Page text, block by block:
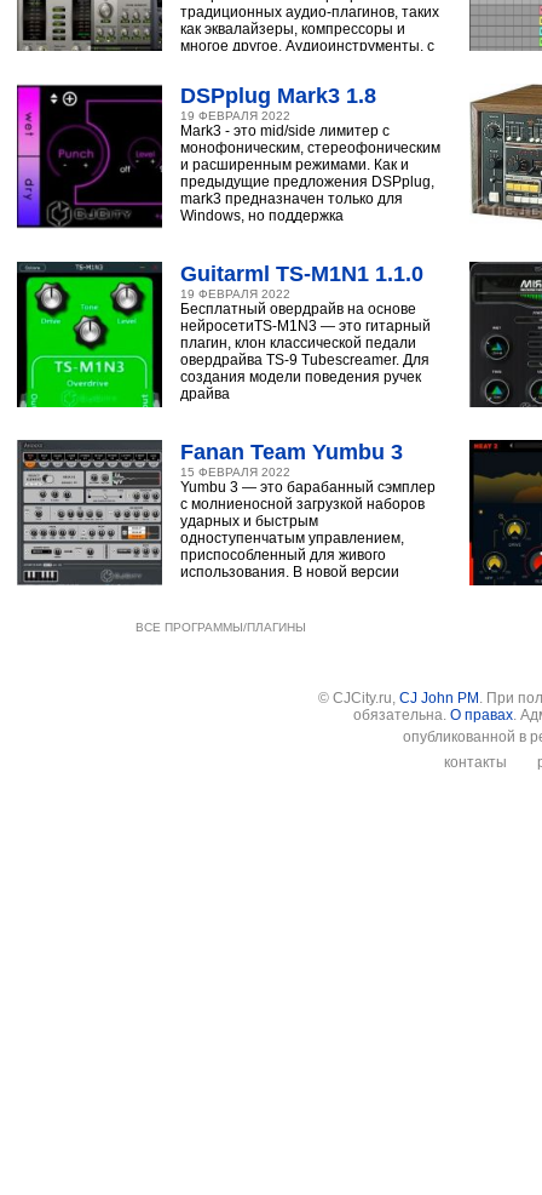
традиционных аудио-плагинов, таких
как эквалайзеры, компрессоры и
многое другое. Аудиоинструменты, с
DSPplug Mark3 1.8
19 ФЕВРАЛЯ 2022
Mark3 - это mid/side лимитер с
монофоническим, стереофоническим
и расширенным режимами. Как и
предыдущие предложения DSPplug,
mark3 предназначен только для
Windows, но поддержка
Guitarml TS-M1N1 1.1.0
19 ФЕВРАЛЯ 2022
Бесплатный овердрайв на основе
нейросетиTS-M1N3 — это гитарный
плагин, клон классической педали
овердрайва TS-9 Tubescreamer. Для
создания модели поведения ручек
драйва
Fanan Team Yumbu 3
15 ФЕВРАЛЯ 2022
Yumbu 3 — это барабанный сэмплер
с молниеносной загрузкой наборов
ударных и быстрым
одноступенчатым управлением,
приспособленный для живого
использования. В новой версии
ВСЕ ПРОГРАММЫ/ПЛАГИНЫ
© CJCity.ru, CJ John PM . При
обязательна. О правах.
опубликованной в
контакты